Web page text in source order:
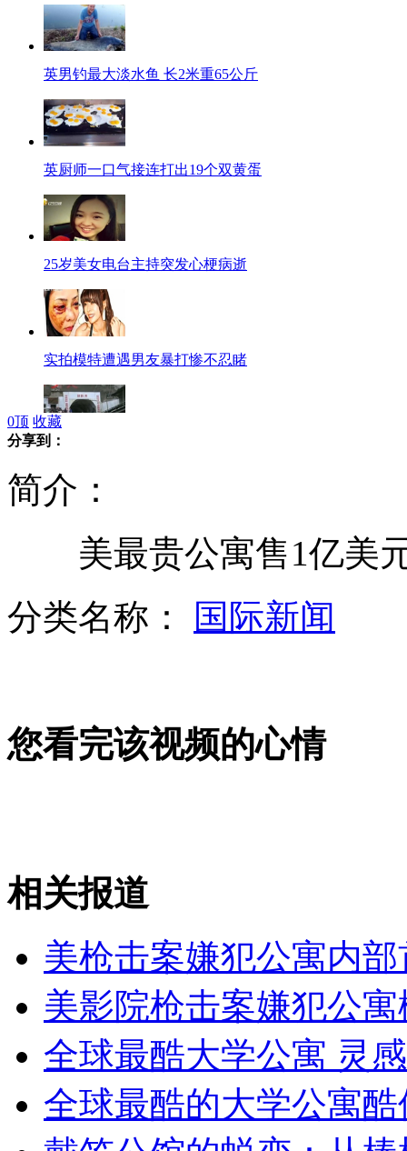
英男钓最大淡水鱼 长2米重65公斤
英厨师一口气接连打出19个双黄蛋
25岁美女电台主持突发心梗病逝
实拍模特遭遇男友暴打惨不忍睹
录像还原叙利亚记者遭袭惊魂一幕
轿车自燃难扑救 幸好遇上洒水车
山西运城恶犬咬伤多人 警民合力深夜将其击毙
女孩北京地铁殴打老人 痛下狠手拳打脚踢
0顶 收藏
分享到：
简介：
美最贵公寓售1亿美元
分类名称：
国际新闻
您看完该视频的心情
相关报道
美枪击案嫌犯公寓内
美影院枪击案嫌犯公
全球最酷大学公寓 灵
全球最酷的大学公寓